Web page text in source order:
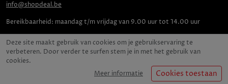
Deze site maakt gebruik van cookies om je gebruikservaring te
verbeteren. Door verder te surfen stem je in met het gebruik van
cookies.
Meer informatie
Cookies toestaan
info@shopdeal.be
Bereikbaarheid: maandag t/m vrijdag van 9.00 uur tot 14.00 uur
Casymo B.V. 0536.358.530